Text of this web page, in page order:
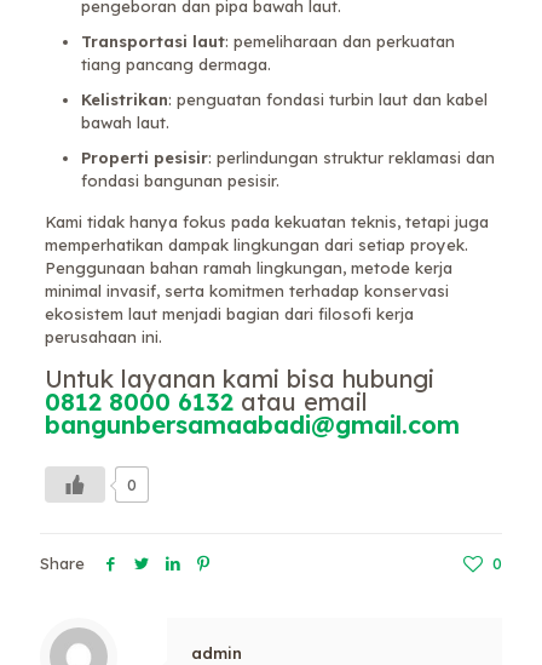
pengeboran dan pipa bawah laut.
Transportasi laut: pemeliharaan dan perkuatan
tiang pancang dermaga.
Kelistrikan: penguatan fondasi turbin laut dan kabel
bawah laut.
Properti pesisir: perlindungan struktur reklamasi dan
fondasi bangunan pesisir.
Kami tidak hanya fokus pada kekuatan teknis, tetapi juga
memperhatikan dampak lingkungan dari setiap proyek.
Penggunaan bahan ramah lingkungan, metode kerja
minimal invasif, serta komitmen terhadap konservasi
ekosistem laut menjadi bagian dari filosofi kerja
perusahaan ini.
Untuk layanan kami bisa hubungi
0812 8000 6132atau email
bangunbersamaabadi@gmail.com
0
Share 0
admin